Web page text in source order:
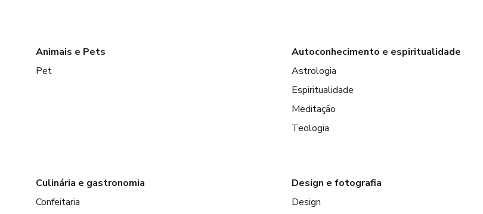
Animais e Pets
Pet
Autoconhecimento e espiritualidade
Astrologia
Espiritualidade
Meditação
Teologia
Culinária e gastronomia
Confeitaria
Design e fotografia
Design